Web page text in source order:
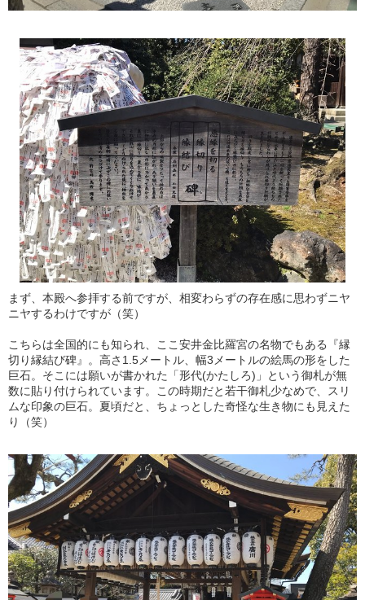
まず、本殿へ参拝する前ですが、相変わらずの存在感に思わずニヤ
ニヤするわけですが（笑）
こちらは全国的にも知られ、ここ安井金比羅宮の名物でもある『縁
切り縁結び碑』。高さ1.5メートル、幅3メートルの絵馬の形をした
巨石。そこには願いが書かれた「形代(かたしろ)」という御札が無
数に貼り付けられています。この時期だと若干御札少なめで、スリ
ムな印象の巨石。夏頃だと、ちょっとした奇怪な生き物にも見えた
り（笑）